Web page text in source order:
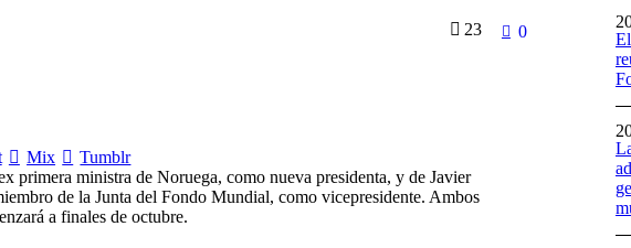
23 0
Mix
Tumblr
ministra de Noruega, como nueva presidenta, y de Javier
de la Junta del Fondo Mundial, como vicepresidente. Ambos
a finales de octubre.